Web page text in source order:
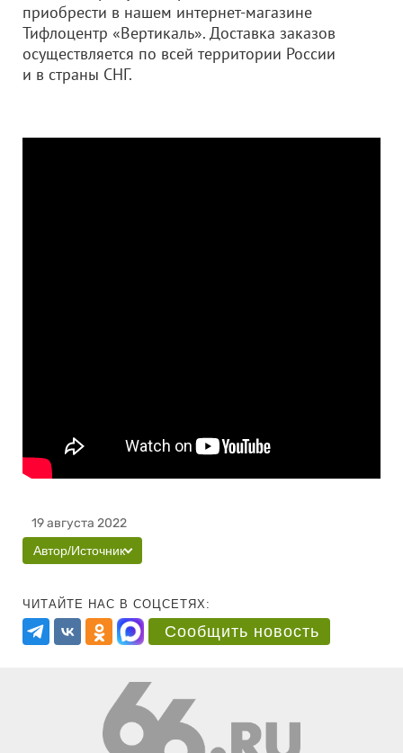
приобрести в нашем интернет-магазине
Тифлоцентр «Вертикаль». Доставка заказов
осуществляется по всей территории России
и в страны СНГ.
19 августа 2022
Автор/Источник
ЧИТАЙТЕ НАС В СОЦСЕТЯХ:
Сообщить новость